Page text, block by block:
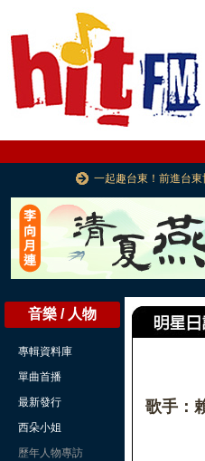
一起趣台東！前進台東
音樂 / 人物
專輯資料庫
單曲首播
最新發行
西朵小姐
歷年人物專訪
歌手：